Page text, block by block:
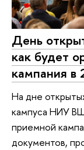
День
как будет
кампания в
На дне
кампуса НИУ
приемной
документов,